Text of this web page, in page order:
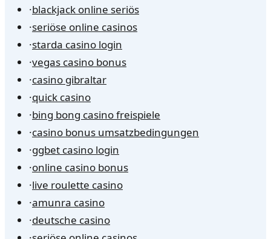
·blackjack online seriös
·seriöse online casinos
·starda casino login
·vegas casino bonus
·casino gibraltar
·quick casino
·bing bong casino freispiele
·casino bonus umsatzbedingungen
·ggbet casino login
·online casino bonus
·live roulette casino
·amunra casino
·deutsche casino